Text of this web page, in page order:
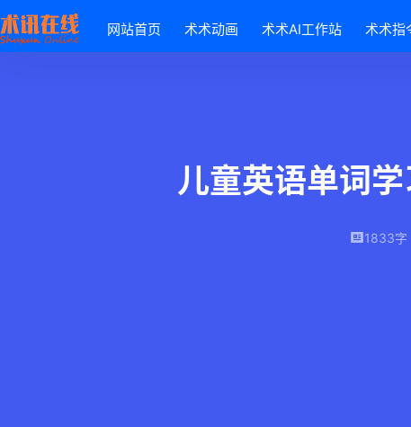
网站首页 术术动画 术术AI工作站 术术指
儿童英语单词
1833字